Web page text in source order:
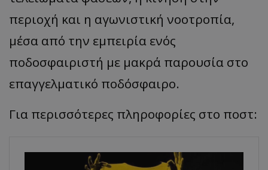
περιοχή και η αγωνιστική νοοτροπία,
μέσα από την εμπειρία ενός
ποδοσφαιριστή με μακρά παρουσία στο
επαγγελματικό ποδόσφαιρο.
Για περισσότερες πληροφορίες στο ποστ: